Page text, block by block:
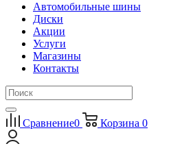
Автомобильные шины
Диски
Акции
Услуги
Магазины
Контакты
Сравнение0 Корзина 0